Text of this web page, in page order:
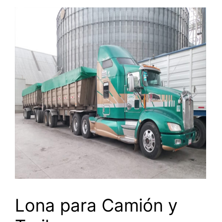
Lona para Camión y